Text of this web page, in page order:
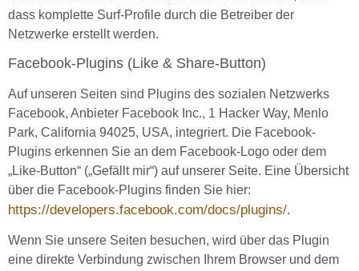
dass komplette Surf-Profile durch die Betreiber der
Netzwerke erstellt werden.
Facebook-Plugins (Like & Share-Button)
Auf unseren Seiten sind Plugins des sozialen Netzwerks
Facebook, Anbieter Facebook Inc., 1 Hacker Way, Menlo
Park, California 94025, USA, integriert. Die Facebook-
Plugins erkennen Sie an dem Facebook-Logo oder dem
„Like-Button“ („Gefällt mir“) auf unserer Seite. Eine Übersicht
über die Facebook-Plugins finden Sie hier:
https://developers.facebook.com/docs/plugins/.
Wenn Sie unsere Seiten besuchen, wird über das Plugin
eine direkte Verbindung zwischen Ihrem Browser und dem